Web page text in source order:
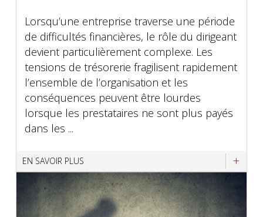
Lorsqu’une entreprise traverse une période
de difficultés financières, le rôle du dirigeant
devient particulièrement complexe. Les
tensions de trésorerie fragilisent rapidement
l’ensemble de l’organisation et les
conséquences peuvent être lourdes
lorsque les prestataires ne sont plus payés
dans les ...
EN SAVOIR PLUS